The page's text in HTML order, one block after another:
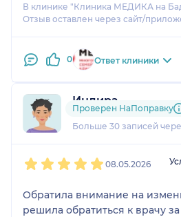
В клинике "Клиника МЕДИКА на
Отзыв оставлен через сайт/
0 Ответ клиники
Индира
32 отзыва и1 оценка
Больше 30 записей
Проверен НаПоправку
08.05.2026
Обратила внимание на
решила обратиться к врачу